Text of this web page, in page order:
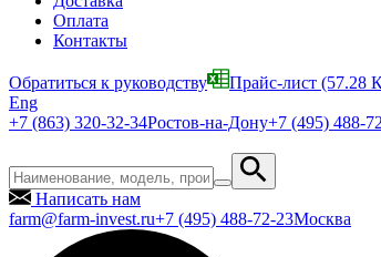
Оплата
Контакты
Обратиться к руководству Прайс-лист (57.28
Eng
+7 (863) 320-32-34Ростов-на-Дону+7 (495) 488-
Написать нам
farm@farm-invest.ru+7 (495) 488-72-23Москва